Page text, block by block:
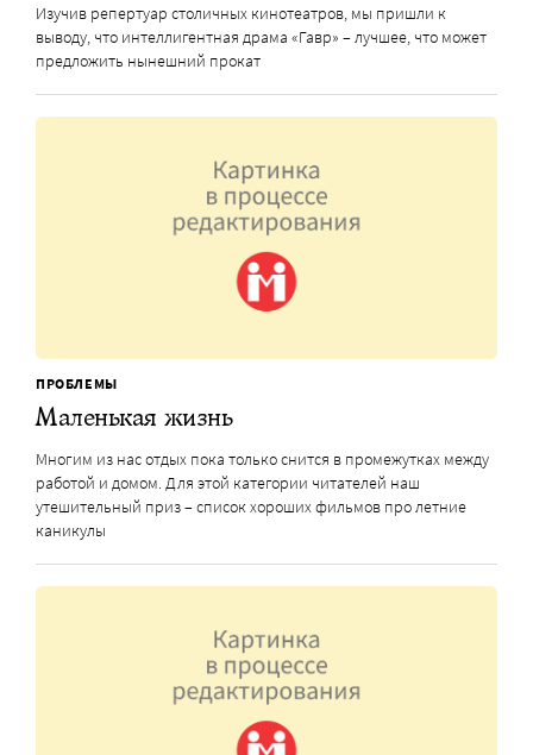
Изучив репертуар столичных кинотеатров, мы пришли к
выводу, что интеллигентная драма «Гавр» – лучшее, что может
предложить нынешний прокат
ПРОБЛЕМЫ
Маленькая жизнь
Многим из нас отдых пока только снится в промежутках между
работой и домом. Для этой категории читателей наш
утешительный приз – список хороших фильмов про летние
каникулы